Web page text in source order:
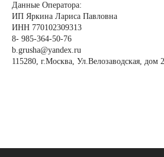
Данные Оператора:
ИП Яркина Лариса Павловна
ИНН 770102309313
8- 985-364-50-76
b.grusha@yandex.ru
115280, г.Москва, Ул.Велозаводская, дом 2